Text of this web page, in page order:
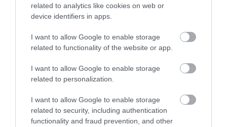
related to analytics like cookies on web or
device identifiers in apps.
I want to allow Google to enable storage
related to functionality of the website or app.
I want to allow Google to enable storage
related to personalization.
I want to allow Google to enable storage
related to security, including authentication
functionality and fraud prevention, and other
ELŐZŐ CIKK
„APRÓ” DOLGOKKAL – MEGLEPŐ SZÁMOK A TEST
MŰKÖDÉSÉRŐL
KÖVETKEZŐ CIKK
ÁLLJ FEL AZ ASZTALTÓL, AMIKOR MÉG TUDNÁL ENNI…